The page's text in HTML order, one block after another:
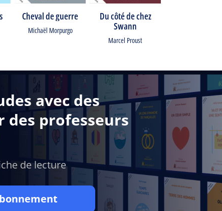
Cheval de guerre
Michaël Morpurgo
Du côté de chez
Swann
Marcel Proust
avec des
des professeurs
de lecture